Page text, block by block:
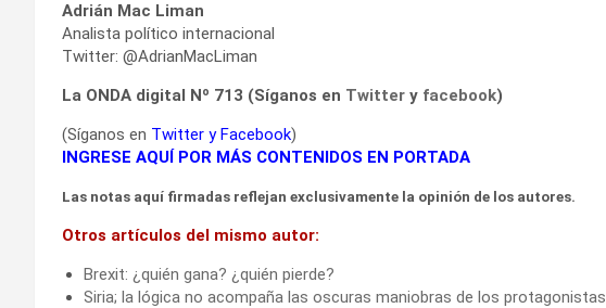
Adrián Mac Liman
Analista político internacional
Twitter: @AdrianMacLiman
La ONDA digital Nº 713 (Síganos en Twitter y facebook)
(Síganos en Twitter yFacebook)
INGRESE AQUÍ POR MÁS CONTENIDOS EN PORTADA
Las notas aquí firmadas reflejan exclusivamente la opinión de los autores.
Otros artículos del mismo autor:
Brexit: ¿quién gana? ¿quién pierde?
Siria; la lógica no acompaña las oscuras maniobras de los protagonistas.